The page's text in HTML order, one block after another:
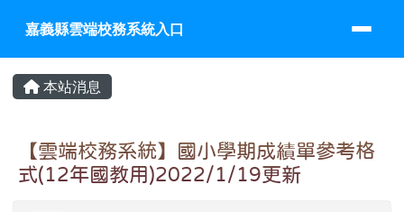
嘉義縣雲端校務系統入口
嘉義縣雲端校務系統入口
主內容區域
本站消息
【雲端校務系統】國小學期成績單參考格
式(12年國教用)2022/1/19更新
頁尾區域